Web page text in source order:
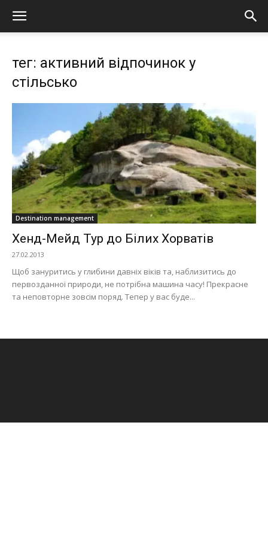
тег: активний відпочинок у
стільсько
Destination management
Хенд-Мейд Тур до Білих Хорватів
27.02.2013
Щоб зануритись у глибини давніх віків та, наблизитись до
первозданної природи, не потрібна машина часу! Прекрасне
та неповторне зовсім поряд. Тепер у вас буде...